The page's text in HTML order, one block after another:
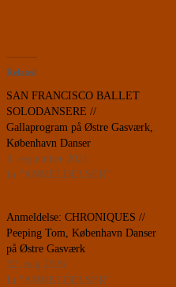
Related
SAN FRANCISCO BALLET
SOLODANSERE //
Gallaprogram på Østre Gasværk,
København Danser
3. september 2021
In "ANMELDELSER"
Anmeldelse: CHRONIQUES //
Peeping Tom, København Danser
på Østre Gasværk
22. maj 2026
In "ANMELDELSER"